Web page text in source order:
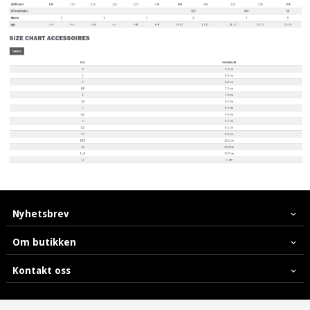
Nyhetsbrev
Om butikken
Kontakt oss